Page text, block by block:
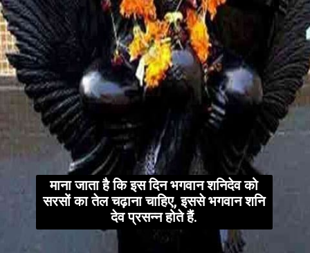
माना जाता है कि इस दिन भगवान शनिदेव को
सरसों का तेल चढ़ाना चाहिए, इससे भगवान शनि
देव प्रसन्न होते हैं.